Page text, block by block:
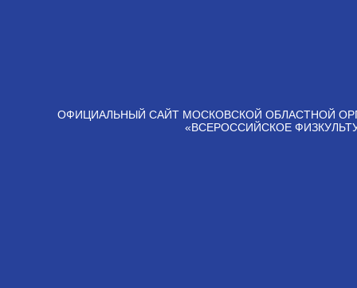
ОФИЦИАЛЬНЫЙ САЙТ МОСКОВСКОЙ ОБЛАСТНОЙ
«ВСЕРОССИЙСКОЕ